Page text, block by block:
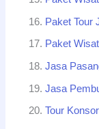
Paket Tour
Paket
Jasa
Jasa
Tour